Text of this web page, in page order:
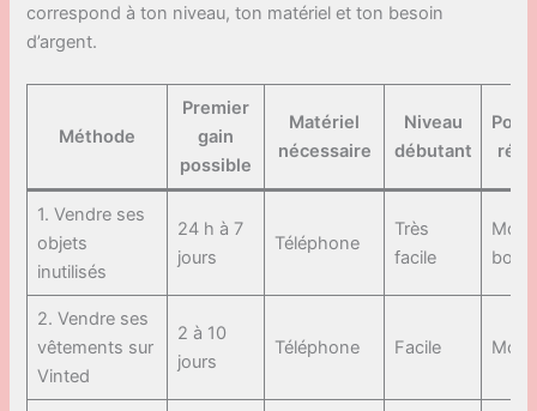
correspond à ton niveau, ton matériel et ton besoin
d’argent.
Méthode
Premier
gain
possible
Matériel
nécessaire
Niveau
débutant
1. Vendre ses
objets
inutilisés
24 h à 7
jours
Téléphone
Très
facile
bon
2. Vendre ses
vêtements sur
Vinted
2 à 10
jours
Téléphone Facile